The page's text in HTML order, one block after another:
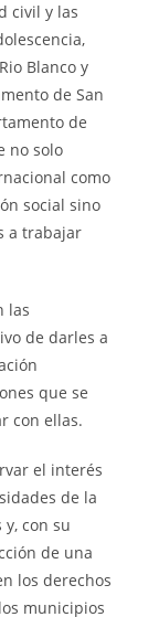
civil y las
Blanco y
de San
de
no solo
como
social sino
a trabajar
las
de darles a
que se
con ellas.
el interés
de la
con su
de una
los derechos
municipios